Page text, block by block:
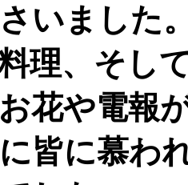
いました
理、そし
花や電報
皆に慕わ